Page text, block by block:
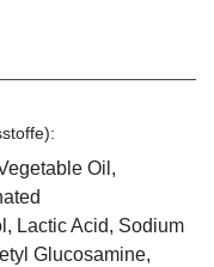
Oil,
Lactic Acid, Sodium
Glucosamine,